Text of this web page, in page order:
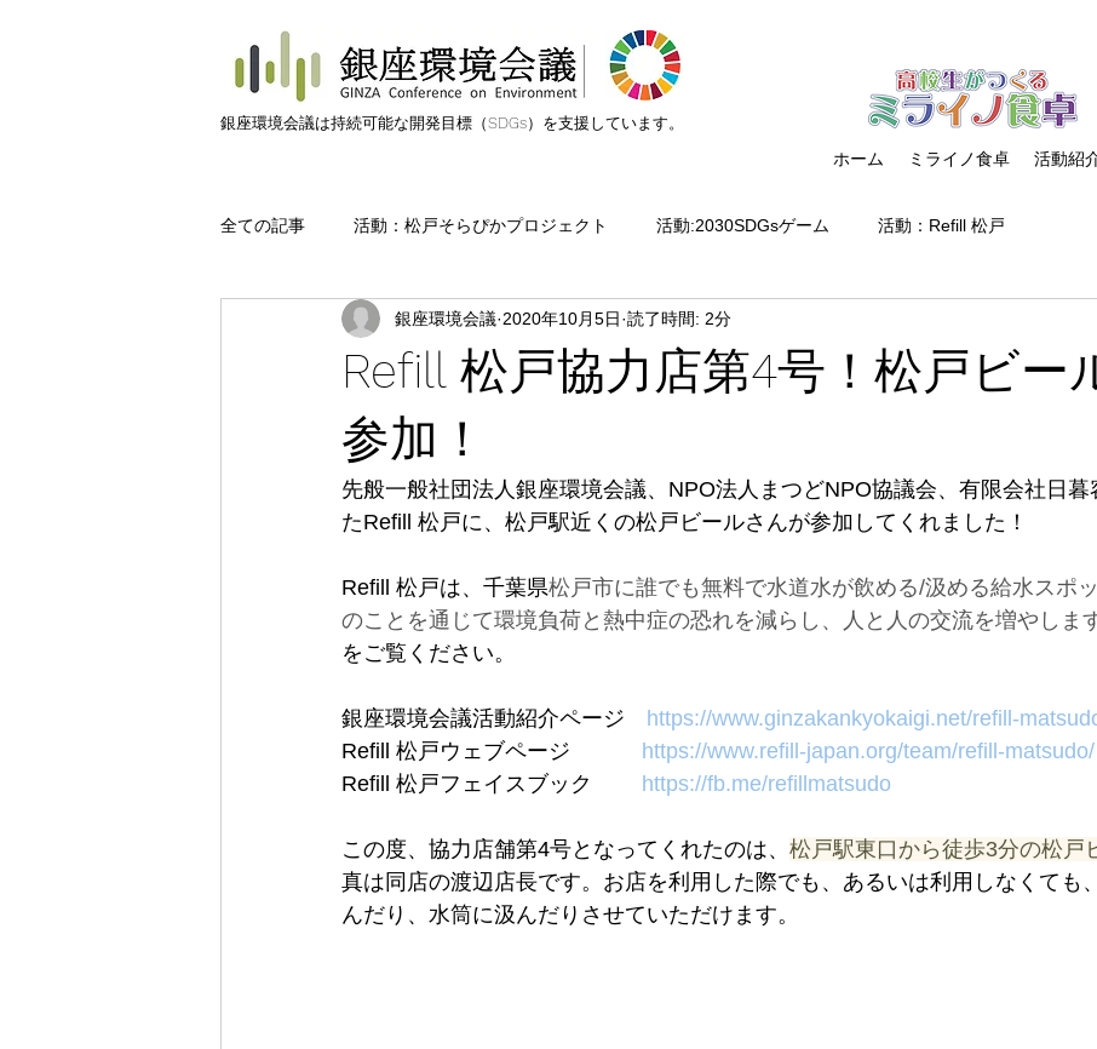
​銀座環境会議は持続可能な開発目標（SDGs）を支援しています。
ホーム ミライノ食卓 活動紹
全ての記事 活動：松戸そらぴかプロジェクト 活動:2030SDGsゲーム 活動：Refill 松戸
活動：松戸みんなのみどりプロジェクト 高校生がつくるミライノ食卓 活動:
活動:海ごみ 活動:ごみゼロ
日常の中の環境活動 用語解説 活動：ボランティア受け入れ メディア掲載 省エネお助
Refill 松戸協力店第4号！松戸ビー
参加！
銀座環境会議 2020年10月5日 読了時間: 2分
先般一般社団法人銀座環境会議、NPO法人まつどNPO協議会、有限会社日暮
たRefill 松戸に、松戸駅近くの松戸ビールさんが参加してくれました！
Refill 松戸は、千葉県松戸市に誰でも無料で水道水が飲める/汲める給水スポ
のことを通じて環境負荷と熱中症の恐れを減らし、人と人の交流を増やします
をご覧ください。
銀座環境会議活動紹介ページ
https://www.ginzakankyokaigi.net/refill-
Refill 松戸ウェブページ
https://www.refill-japan.org/team/refill-matsudo/
Refill 松戸フェイスブック
https://fb.me/refillmatsudo
この度、協力店舗第4号となってくれたのは、 松戸駅東口から徒歩3分の松戸
真は同店の渡辺店長です。お店を利用した際でも、あるいは利用しなくても
んだり、水筒に汲んだりさせていただけます。